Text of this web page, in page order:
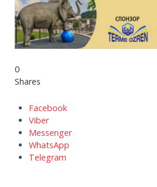
0
Shares
Facebook
Viber
Messenger
WhatsApp
Telegram